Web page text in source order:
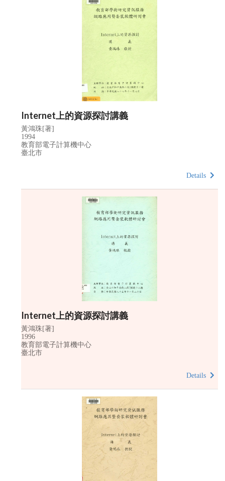
Internet上的資源探討講義
黃鴻珠[著]
1994
教育部電子計算機中心
臺北市
Details
Internet上的資源探討講義
黃鴻珠[著]
1996
教育部電子計算機中心
臺北市
Details